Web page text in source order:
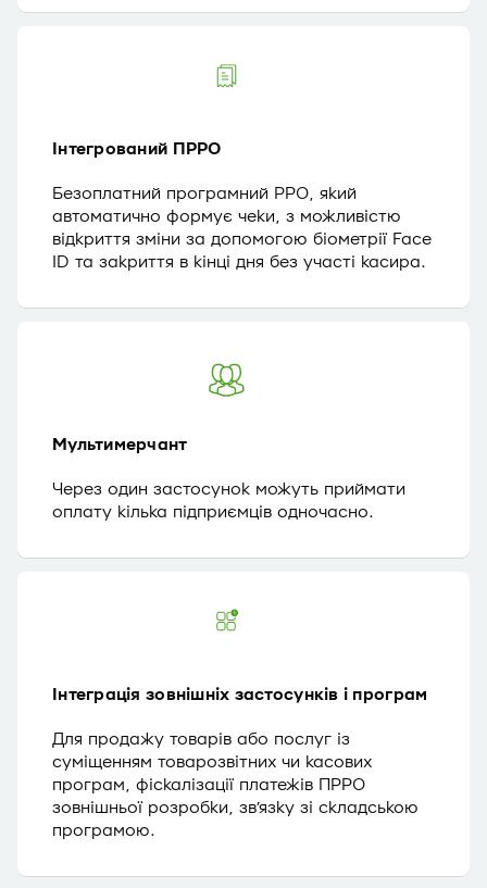
Інтегрований ПРРО
Безоплатний програмний РРО, який
автоматично формує чеки, з можливістю
відкриття зміни за допомогою біометрії Face
ID та закриття в кінці дня без участі касира.
Мультимерчант
Через один застосунок можуть приймати
оплату кілька підприємців одночасно.
Інтеграція зовнішніх застосунків і програм
Для продажу товарів або послуг із
суміщенням товарозвітних чи касових
програм, фіскалізації платежів ПРРО
зовнішньої розробки, зв’язку зі складською
програмою.